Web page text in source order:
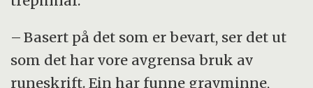
– Basert på det som er bevart, ser det ut
som det har vore avgrensa bruk av
runeskrift. Ein har funne gravminne,